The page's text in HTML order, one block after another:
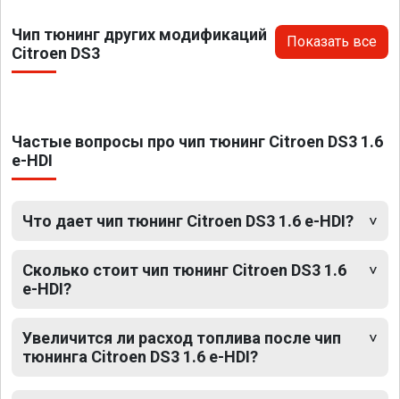
Чип тюнинг других модификаций
Citroen DS3
Показать все
Частые вопросы про чип тюнинг Citroen DS3 1.6
e-HDI
Что дает чип тюнинг Citroen DS3 1.6 e-HDI?
Сколько стоит чип тюнинг Citroen DS3 1.6
e-HDI?
Увеличится ли расход топлива после чип
тюнинга Citroen DS3 1.6 e-HDI?